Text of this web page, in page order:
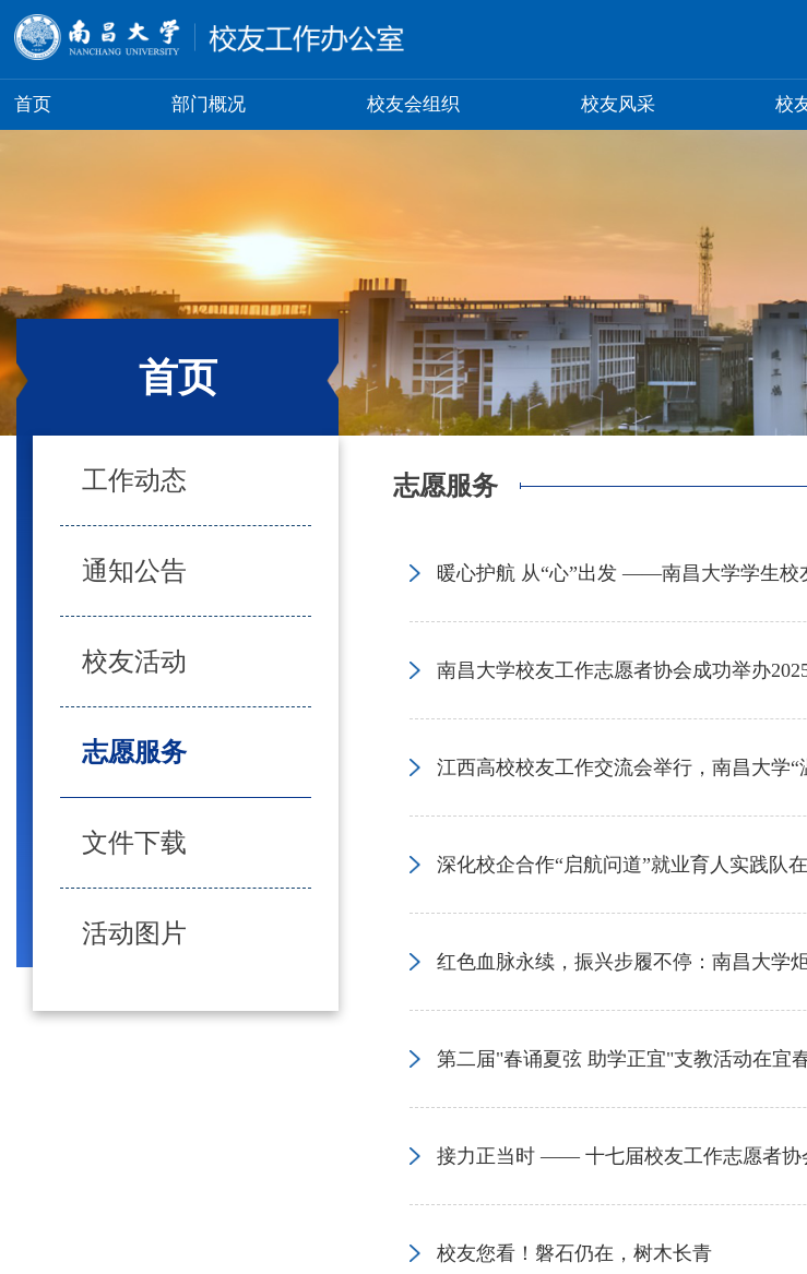
首页 部门概况 校友会组织 校友风采 校
首页
工作动态
通知公告
校友活动
志愿服务
文件下载
活动图片
志愿服务
暖心护航 从“心”出发 ——南昌大学学生校
南昌大学校友工作志愿者协会成功举办
江西高校校友工作交流会举行，南昌大学“
深化校企合作“启航问道”就业育人实践队
红色血脉永续，振兴步履不停：南昌大学
第二届"春诵夏弦 助学正宜"支教活动在宜
接力正当时 —— 十七届校友工作志愿者协
校友您看！磐石仍在，树木长青